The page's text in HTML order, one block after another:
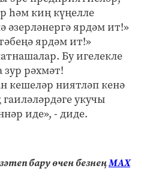
һәм киң күңелле
әзерләнергә ярдәм ит!»
ярдәм ит!»
Бу игелекле
зур рәхмәт!
кешеләр ниятләп кенә
укучы
иде», - диде.
бару өчен безнеңМАХ